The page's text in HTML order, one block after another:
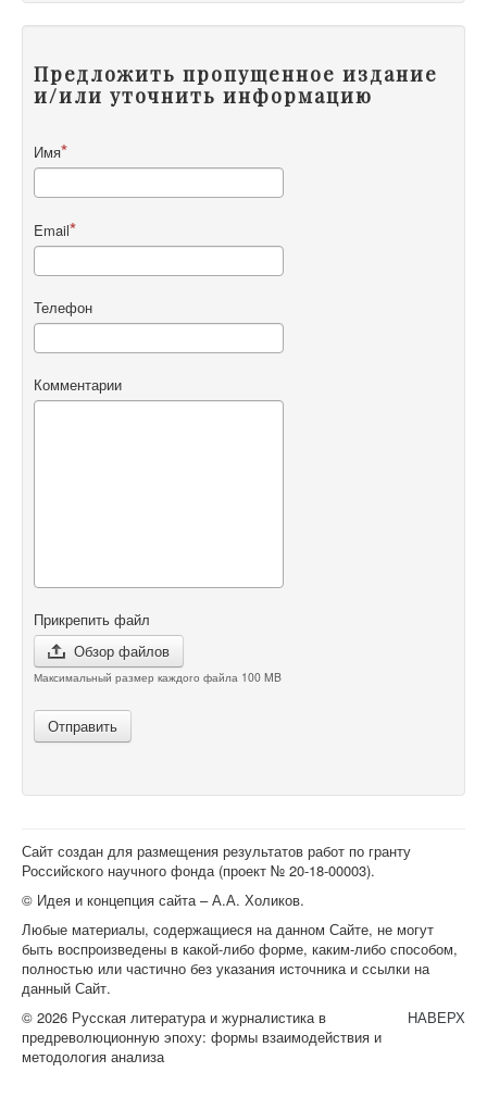
Предложить пропущенное издание
и/или уточнить информацию
Имя
Email
Телефон
Комментарии
Прикрепить файл
Обзор файлов
Максимальный размер каждого файла 100 MB
Отправить
Сайт создан для размещения результатов работ по гранту
Российского научного фонда (проект № 20-18-00003).
© Идея и концепция сайта – А.А. Холиков.
Любые материалы, содержащиеся на данном Сайте, не могут
быть воспроизведены в какой-либо форме, каким-либо способом,
полностью или частично без указания источника и ссылки на
данный Сайт.
НАВЕРХ
© 2026 Русская литература и журналистика в
предреволюционную эпоху: формы взаимодействия и
методология анализа